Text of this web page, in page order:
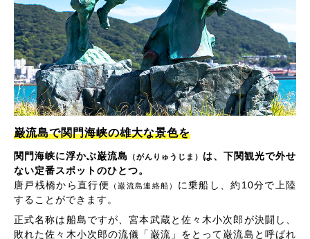
巌流島で関門海峡の雄大な景色を
関門海峡に浮かぶ巌流島 （がんりゅうじま） は、下関観光で外せ
ない定番スポットのひとつ。
唐戸桟橋から直行便
（巌流島連絡船）
に乗船し、約10分で上陸
することができます。
正式名称は船島ですが、宮本武蔵と佐々木小次郎が決闘し、
敗れた佐々木小次郎の流儀「巌流」をとって巌流島と呼ばれ